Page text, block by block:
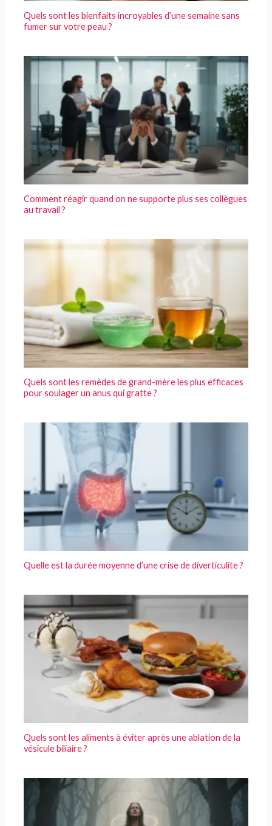
Quels sont les bienfaits incroyables d’une semaine sans
fumer sur votre peau ?
Comment réagir quand on ne supporte plus ses collègues
au travail ?
Quels sont les remèdes de grand-mère les plus efficaces
pour soulager un anus qui gratte ?
Quelle est la durée moyenne d’une crise de diverticulite ?
Quels sont les aliments à éviter après une ablation de la
vésicule biliaire ?